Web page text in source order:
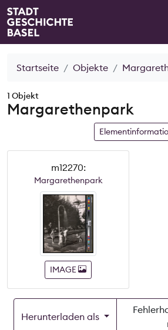
Startseite Objekte
1 Objekt
Margarethenpark
m12270:
Margarethenpark
IMAGE
Herunterladen als